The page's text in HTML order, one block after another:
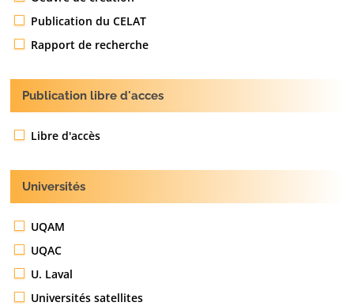
Publication du CELAT
Rapport de recherche
Publication libre d'acces
Libre d'accès
Universités
UQAM
UQAC
U. Laval
Universités satellites